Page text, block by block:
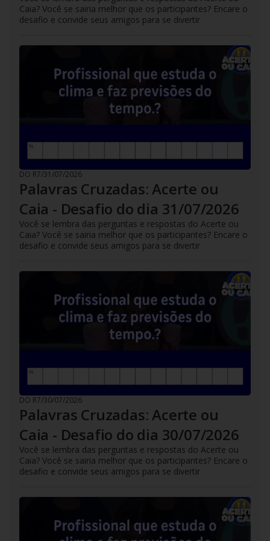
Caia? Você se sairia melhor que os participantes? Encare o
desafio e convide seus amigos para se divertir
DO R7/31/07/2026
Palavras Cruzadas: Acerte ou
Caia - Desafio do dia 31/07/2026
Você se lembra das perguntas e respostas do Acerte ou
Caia? Você se sairia melhor que os participantes? Encare o
desafio e convide seus amigos para se divertir
DO R7/30/07/2026
Palavras Cruzadas: Acerte ou
Caia - Desafio do dia 30/07/2026
Você se lembra das perguntas e respostas do Acerte ou
Caia? Você se sairia melhor que os participantes? Encare o
desafio e convide seus amigos para se divertir